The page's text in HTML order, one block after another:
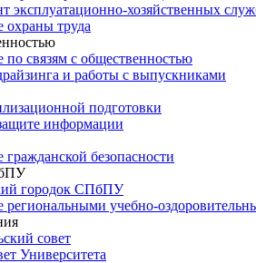
эксплуатационно-хозяйственных
охраны труда
по связям с общественностью
и работы с выпускниками
подготовки
информации
гражданской безопасности
городок СПбПУ
региональными учебно-
совет
Университета